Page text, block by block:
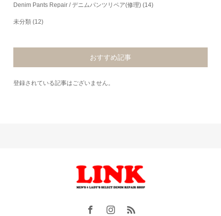
Denim Pants Repair / デニムパンツリペア(修理) (14)
未分類 (12)
おすすめ記事
登録されている記事はございません。